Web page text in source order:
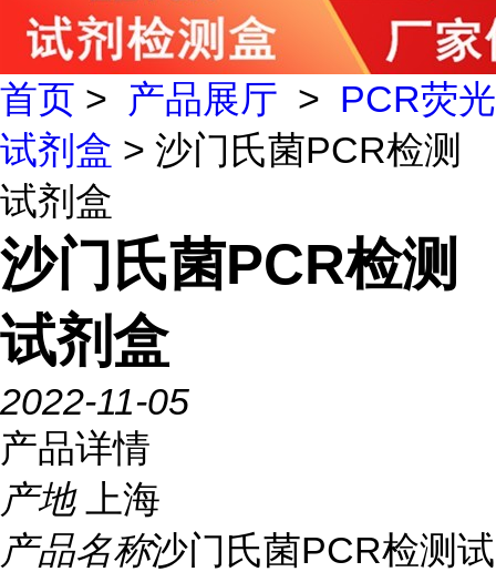
首页 > 产品展厅 > PCR荧光
试剂盒 > 沙门氏菌PCR检测
试剂盒
沙门氏菌PCR检测
试剂盒
2022-11-05
产品详情
产地
上海
产品名称沙门氏菌PCR检测试